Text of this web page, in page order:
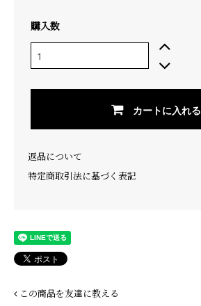
購入数
カートに入れる
返品について
特定商取引法に基づく表記
この商品を友達に教える